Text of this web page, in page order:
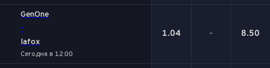
GenOne
-
lafox
Сегодня в 12:00
1.04 - 8.50